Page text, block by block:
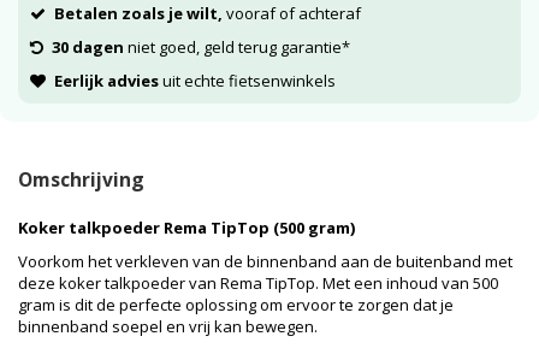
Betalen zoals je wilt, vooraf of achteraf
30 dagen niet goed, geld terug garantie*
Eerlijk adviesuit echte fietsenwinkels
Omschrijving
Koker talkpoeder Rema TipTop (500 gram)
Voorkom het verkleven van de binnenband aan de buitenband met
deze koker talkpoeder van Rema TipTop. Met een inhoud van 500
gram is dit de perfecte oplossing om ervoor te zorgen dat je
binnenband soepel en vrij kan bewegen.